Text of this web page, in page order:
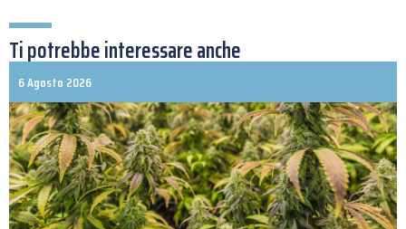
Ti potrebbe interessare anche
6 Agosto 2026